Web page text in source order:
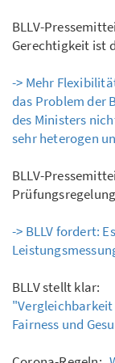
BLLV-
Gerechtigkeit ist
-> Mehr
das Problem der
des Ministers
sehr heterogen
BLLV-
-> BLLV fordert:
BLLV stellt klar:
Fairness und